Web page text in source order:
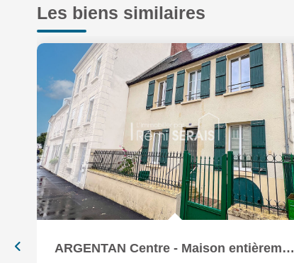
Les biens similaires
ARGENTAN Centre - Maison entièrement rénovée